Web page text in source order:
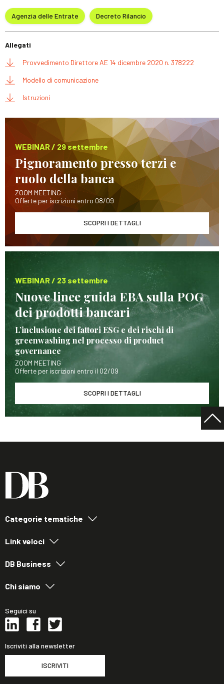
Agenzia delle Entrate Decreto Rilancio
Allegati
Provvedimento Direttore AE 14 dicembre 2020 n. 378222
Modello di comunicazione
Istruzioni
WEBINAR / 29 settembre
Pignoramento presso terzi e
ruolo della banca
ZOOM MEETING
Offerte per iscrizioni entro 08/09
SCOPRI I DETTAGLI
WEBINAR / 23 settembre
Nuove linee guida EBA sulla POG
dei prodotti bancari
L’inclusione dei fattori ESG e dei rischi di
greenwashing nel processo di product
governance
ZOOM MEETING
Offerte per iscrizioni entro il 02/09
SCOPRI I DETTAGLI
Categorie tematiche
Link veloci
DB Business
Chi siamo
Seguici su
Iscriviti alla newsletter
ISCRIVITI